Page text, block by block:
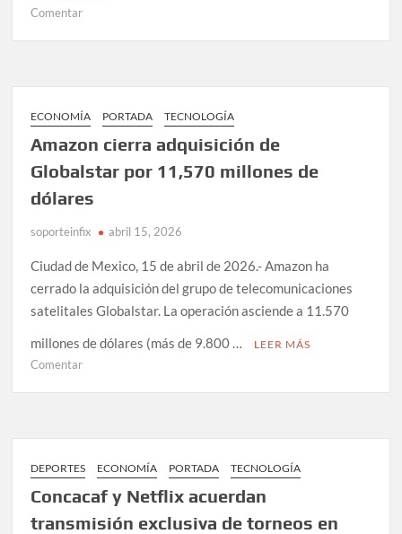
Comentaren
a
Tim
Cook
como
CEO
Apple
en
de
2026
ECONOMÍA PORTADA TECNOLOGÍA
Amazon cierra adquisición de
Globalstar por 11,570 millones de
dólares
soporteinfix abril 15, 2026
Ciudad de Mexico, 15 de abril de 2026.- Amazon ha
cerrado la adquisición del grupo de telecomunicaciones
satelitales Globalstar. La operación asciende a 11.570
millones de dólares (más de 9.800 …
LEER MÁS
Comentaren
de
Globalstar
por
11,570
millones
DEPORTES ECONOMÍA PORTADA TECNOLOGÍA
Concacaf y Netflix acuerdan
transmisión exclusiva de torneos en